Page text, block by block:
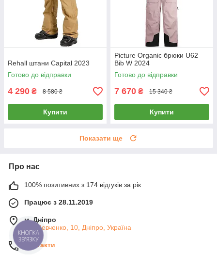
Rehall штани Capital 2023
Готово до відправки
4 290 ₴ 8 580 ₴
Купити
Picture Organic брюки U62
Bib W 2024
Готово до відправки
7 670 ₴ 15 340 ₴
Купити
Показати ще
Про нас
100% позитивних з 174 відгуків за рік
Працює з 28.11.2019
м. Дніпро
ул. Шевченко, 10, Дніпро, Україна
Контакти
КНОПКА
ЗВ'ЯЗКУ